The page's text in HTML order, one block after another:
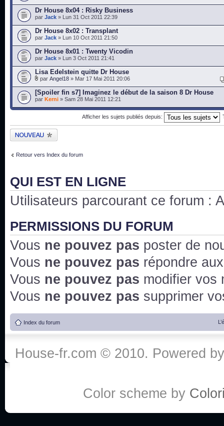
Dr House 8x04 : Risky Business
par Jack » Lun 31 Oct 2011 22:39
Dr House 8x02 : Transplant
par Jack » Lun 10 Oct 2011 21:50
Dr House 8x01 : Twenty Vicodin
par Jack » Lun 3 Oct 2011 21:41
Lisa Edelstein quitte Dr House
par Angel18 » Mar 17 Mai 2011 20:06
[Spoiler fin s7] Imaginez le début de la saison 8 Dr House
par Kerni » Sam 28 Mai 2011 12:21
Afficher les sujets publiés depuis:
Publier un nouveau
sujet
Retour vers Index du forum
QUI EST EN LIGNE
Utilisateurs parcourant ce forum :
PERMISSIONS DU FORUM
Vous ne pouvez pas poster de
Vous ne pouvez pas répondre
Vous ne pouvez pas modifier vos
Vous ne pouvez pas supprimer
Index du forum
House-fr.com © 2010. Powered
Color scheme by